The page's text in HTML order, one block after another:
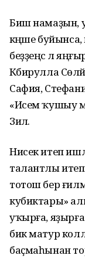
Биш намаҙын,
кәңәше
беҙҙеңсә лә
Кәбирулла
Сафия,
«Исем ҡушыу
Зилә.
Нисек итеп
талантлы итеп
тотош бер
кубиктары»
уҡырға, яҙырға
бик матур
баҫмаһынан